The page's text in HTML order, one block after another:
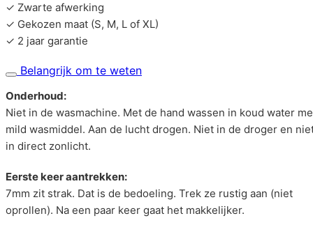
✓ Zwarte afwerking
✓ Gekozen maat (S, M, L of XL)
✓ 2 jaar garantie
Belangrijk om te weten
Onderhoud:
Niet in de wasmachine. Met de hand wassen in koud water
mild wasmiddel. Aan de lucht drogen. Niet in de droger en
in direct zonlicht.
Eerste keer aantrekken:
7mm zit strak. Dat is de bedoeling. Trek ze rustig aan (niet
oprollen). Na een paar keer gaat het makkelijker.